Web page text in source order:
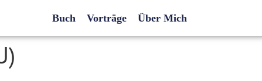
Buch Vorträge Über Mich